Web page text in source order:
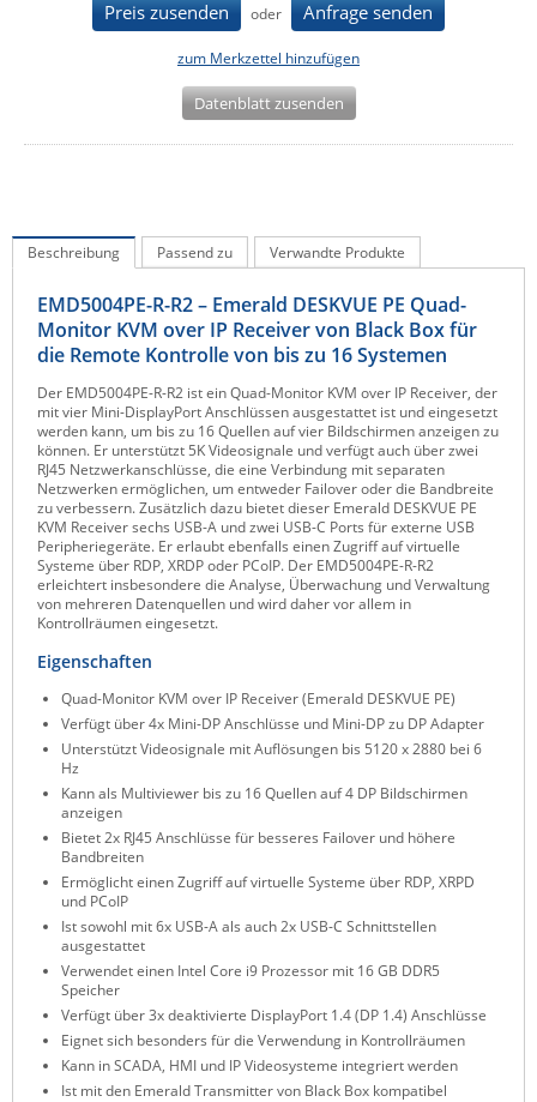
LigoWave
Netio
Power Kingdom
Poynting
Raritan
Server Technology
Siretta
SIRIO Antenne
Sunbird
Tactical Software
TEKTELIC
Teltonika
Unwired Networks
Vision
WATTECO
Westermo
Yuasa
ZPE Systems
News zu unseren Herstellern
Preis zusenden oder Anfrage senden
zum Merkzettel hinzufügen
Datenblatt zusenden
Beschreibung Passend zu Verwandte Produkte
EMD5004PE-R-R2 – Emerald DESKVUE PE Quad-
Monitor KVM over IP Receiver von Black Box für
die Remote Kontrolle von bis zu 16 Systemen
Der EMD5004PE-R-R2 ist ein Quad-Monitor KVM over IP Receiver, der
mit vier Mini-DisplayPort Anschlüssen ausgestattet ist und eingesetzt
werden kann, um bis zu 16 Quellen auf vier Bildschirmen anzeigen zu
können. Er unterstützt 5K Videosignale und verfügt auch über zwei
RJ45 Netzwerkanschlüsse, die eine Verbindung mit separaten
Netzwerken ermöglichen, um entweder Failover oder die Bandbreite
zu verbessern. Zusätzlich dazu bietet dieser Emerald DESKVUE PE
KVM Receiver sechs USB-A und zwei USB-C Ports für externe USB
Peripheriegeräte. Er erlaubt ebenfalls einen Zugriff auf virtuelle
Systeme über RDP, XRDP oder PCoIP. Der EMD5004PE-R-R2
erleichtert insbesondere die Analyse, Überwachung und Verwaltung
von mehreren Datenquellen und wird daher vor allem in
Kontrollräumen eingesetzt.
Eigenschaften
Quad-Monitor KVM over IP Receiver (Emerald DESKVUE PE)
Verfügt über 4x Mini-DP Anschlüsse und Mini-DP zu DP Adapter
Unterstützt Videosignale mit Auflösungen bis 5120 x 2880 bei 6
Hz
Kann als Multiviewer bis zu 16 Quellen auf 4 DP Bildschirmen
anzeigen
Bietet 2x RJ45 Anschlüsse für besseres Failover und höhere
Bandbreiten
Ermöglicht einen Zugriff auf virtuelle Systeme über RDP, XRPD
und PCoIP
Ist sowohl mit 6x USB-A als auch 2x USB-C Schnittstellen
ausgestattet
Verwendet einen Intel Core i9 Prozessor mit 16 GB DDR5
Speicher
Verfügt über 3x deaktivierte DisplayPort 1.4 (DP 1.4) Anschlüsse
Eignet sich besonders für die Verwendung in Kontrollräumen
Kann in SCADA, HMI und IP Videosysteme integriert werden
Ist mit den Emerald Transmitter von Black Box kompatibel